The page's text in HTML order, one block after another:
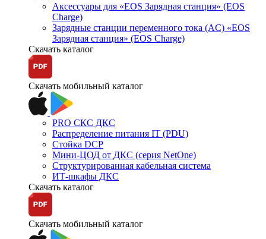
Аксессуары для «EOS Зарядная станция» (EOS
Charge)
Зарядные станции переменного тока (AC) «EOS
Зарядная станция» (EOS Charge)
Скачать каталог
Скачать мобильный каталог
PRO СКС ДКС
Распределение питания IT (PDU)
Стойка DCP
Мини-ЦОД от ДКС (серия NetOne)
Структурированная кабельная система
ИТ-шкафы ДКС
Скачать каталог
Скачать мобильный каталог